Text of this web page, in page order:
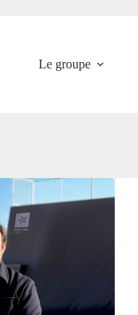
Le groupe